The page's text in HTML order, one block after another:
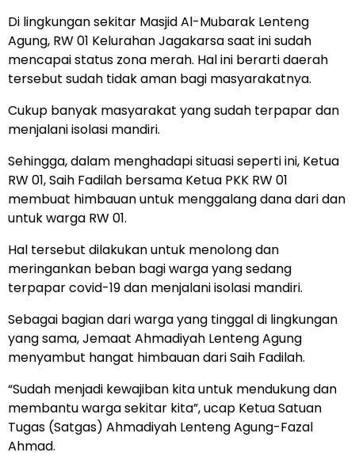
Di lingkungan sekitar Masjid Al-Mubarak Lenteng
Agung, RW 01 Kelurahan Jagakarsa saat ini sudah
mencapai status zona merah. Hal ini berarti daerah
tersebut sudah tidak aman bagi masyarakatnya.
Cukup banyak masyarakat yang sudah terpapar dan
menjalani isolasi mandiri.
Sehingga, dalam menghadapi situasi seperti ini, Ketua
RW 01, Saih Fadilah bersama Ketua PKK RW 01
membuat himbauan untuk menggalang dana dari dan
untuk warga RW 01.
Hal tersebut dilakukan untuk menolong dan
meringankan beban bagi warga yang sedang
terpapar covid-19 dan menjalani isolasi mandiri.
Sebagai bagian dari warga yang tinggal di lingkungan
yang sama, Jemaat Ahmadiyah Lenteng Agung
menyambut hangat himbauan dari Saih Fadilah.
“Sudah menjadi kewajiban kita untuk mendukung dan
membantu warga sekitar kita”, ucap Ketua Satuan
Tugas (Satgas) Ahmadiyah Lenteng Agung-Fazal
Ahmad.